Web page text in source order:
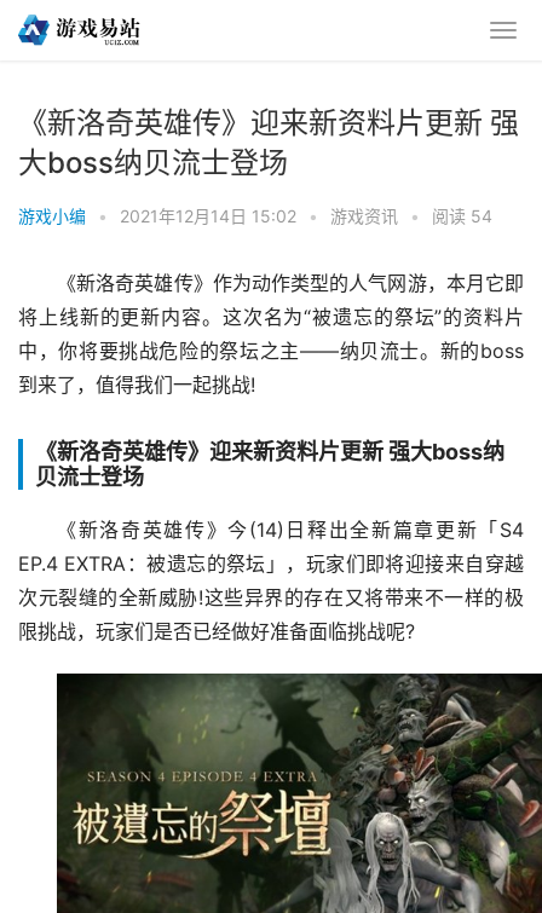
《新洛奇英雄传》迎来新资料片更新 强
大boss纳贝流士登场
游戏小编 • 2021年12月14日 15:02 • 游戏资讯 • 阅读 54
《新洛奇英雄传》作为动作类型的人气网游，本月它即
将上线新的更新内容。这次名为“被遗忘的祭坛”的资料片
中，你将要挑战危险的祭坛之主——纳贝流士。新的boss
到来了，值得我们一起挑战!
《新洛奇英雄传》迎来新资料片更新 强大boss纳
贝流士登场
《新洛奇英雄传》今(14)日释出全新篇章更新「S4
EP.4 EXTRA：被遗忘的祭坛」，玩家们即将迎接来自穿越
次元裂缝的全新威胁!这些异界的存在又将带来不一样的极
限挑战，玩家们是否已经做好准备面临挑战呢?